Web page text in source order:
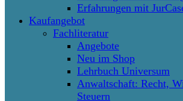
Erfahrungen mit
Kaufangebot
Fachliteratur
Angebote
Neu im Shop
Lehrbuch Universum
Anwaltschaft: Recht,
Steuern